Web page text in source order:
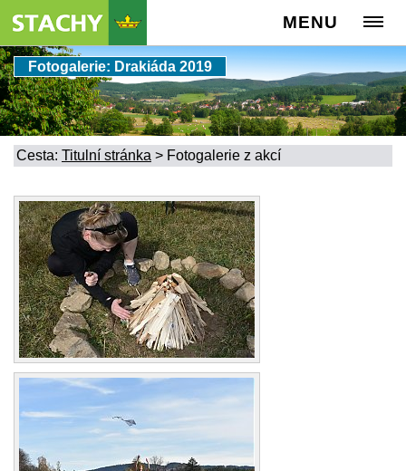
MENU
Fotogalerie: Drakiáda 2019
Cesta: Titulní stránka > Fotogalerie z akcí